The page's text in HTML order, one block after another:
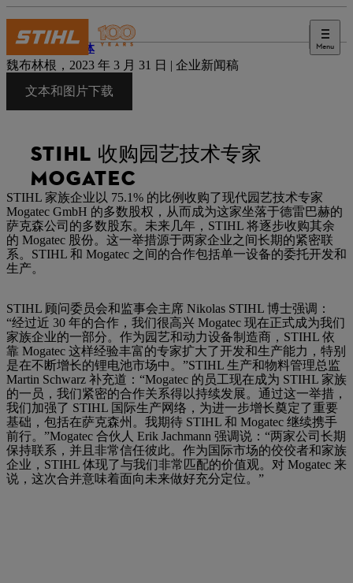
Menu
新闻媒体
魏布林根，2023 年 3 月 31 日 | 企业新闻稿
文本和图片下载
STIHL 收购园艺技术专家
MOGATEC
STIHL 家族企业以 75.1% 的比例收购了现代园艺技术专家
Mogatec GmbH 的多数股权，从而成为这家坐落于德雷巴赫的
萨克森公司的多数股东。未来几年，STIHL 将逐步收购其余
的 Mogatec 股份。这一举措源于两家企业之间长期的紧密联
系。STIHL 和 Mogatec 之间的合作包括单一设备的委托开发和
生产。
STIHL 顾问委员会和监事会主席 Nikolas STIHL 博士强调：
“经过近 30 年的合作，我们很高兴 Mogatec 现在正式成为我们
家族企业的一部分。作为园艺和动力设备制造商，STIHL 依
靠 Mogatec 这样经验丰富的专家扩大了开发和生产能力，特别
是在不断增长的锂电池市场中。”STIHL 生产和物料管理总监
Martin Schwarz 补充道：“Mogatec 的员工现在成为 STIHL 家族
的一员，我们紧密的合作关系得以持续发展。通过这一举措，
我们加强了 STIHL 国际生产网络，为进一步增长奠定了重要
基础，包括在萨克森州。我期待 STIHL 和 Mogatec 继续携手
前行。”Mogatec 合伙人 Erik Jachmann 强调说：“两家公司长期
保持联系，并且非常信任彼此。作为国际市场的佼佼者和家族
企业，STIHL 体现了与我们非常匹配的价值观。对 Mogatec 来
说，这次合并意味着面向未来做好充分定位。”